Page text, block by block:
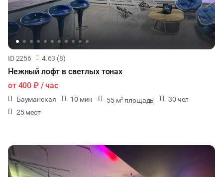
ID 2256 4.63 (8)
Нежный лофт в светлых тонах
от 400 ₽/ час
Бауманская 10 мин 55 м2 площадь
30 чел
25 мест